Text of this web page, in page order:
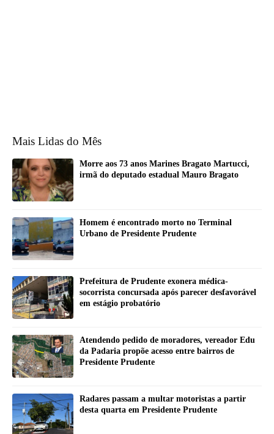
Mais Lidas do Mês
Morre aos 73 anos Marines Bragato Martucci,
irmã do deputado estadual Mauro Bragato
Homem é encontrado morto no Terminal
Urbano de Presidente Prudente
Prefeitura de Prudente exonera médica-
socorrista concursada após parecer desfavorável
em estágio probatório
Atendendo pedido de moradores, vereador Edu
da Padaria propõe acesso entre bairros de
Presidente Prudente
Radares passam a multar motoristas a partir
desta quarta em Presidente Prudente